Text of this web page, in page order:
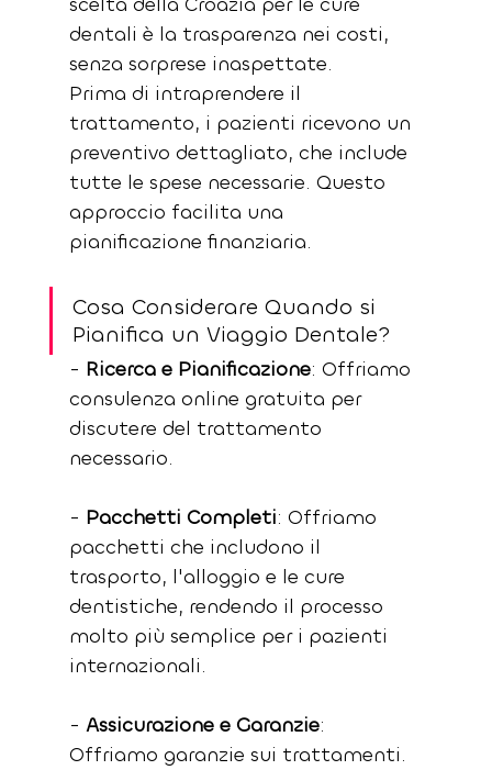
dentali è la trasparenza nei costi,
senza sorprese inaspettate.
Prima di intraprendere il
trattamento, i pazienti ricevono un
preventivo dettagliato, che include
tutte le spese necessarie. Questo
approccio facilita una
pianificazione finanziaria.
Cosa Considerare Quando si
Pianifica un Viaggio Dentale?
- Ricerca e Pianificazione: Offriamo
consulenza online gratuita per
discutere del trattamento
necessario.
- Pacchetti Completi: Offriamo
pacchetti che includono il
trasporto, l'alloggio e le cure
dentistiche, rendendo il processo
molto più semplice per i pazienti
internazionali.
- Assicurazione e Garanzie:
Offriamo garanzie sui trattamenti.